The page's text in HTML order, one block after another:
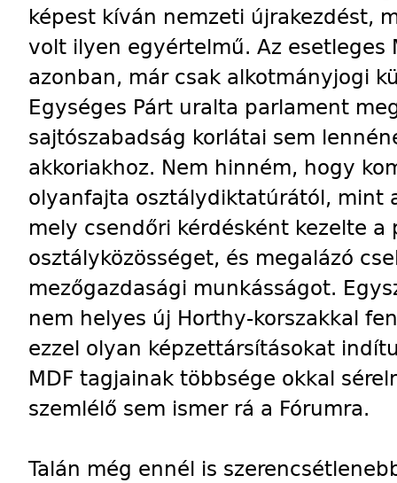
képest kíván nemzeti újrakezdést,
volt ilyen egyértelmű. Az esetleges
azonban, már csak alkotmányjogi
Egységes Párt uralta parlament
sajtószabadság korlátai sem
akkoriakhoz. Nem hinném, hogy
olyanfajta osztálydiktatúrától, mint
mely csendőri kérdésként kezelte
osztályközösséget, és megalázó
mezőgazdasági munkásságot.
nem helyes új Horthy-korszakkal
ezzel olyan képzettársításokat
MDF tagjainak többsége okkal
szemlélő sem ismer rá a Fórumra.
Talán még ennél is